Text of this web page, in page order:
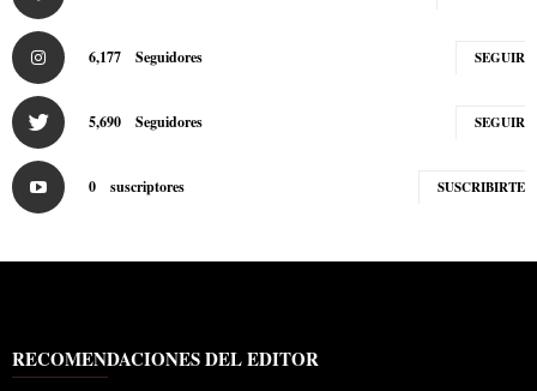
6,177 Seguidores SEGUIR
5,690 Seguidores SEGUIR
0 suscriptores SUSCRIBIRTE
RECOMENDACIONES DEL EDITOR